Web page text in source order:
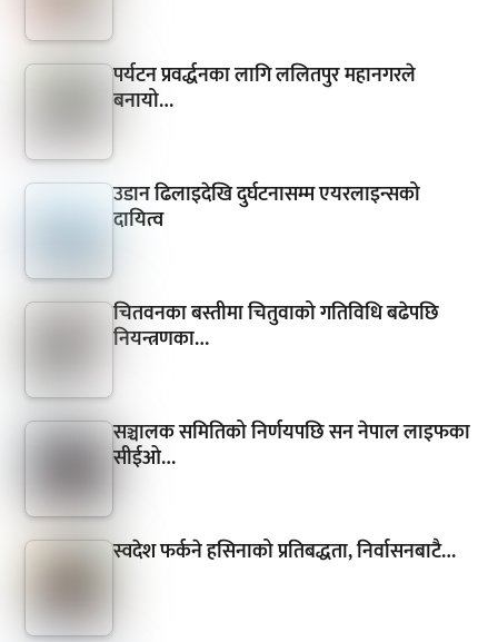
पर्यटन प्रवर्द्धनका लागि ललितपुर महानगरले
बनायो…
उडान ढिलाइदेखि दुर्घटनासम्म एयरलाइन्सको
दायित्व
चितवनका बस्तीमा चितुवाको गतिविधि बढेपछि
नियन्त्रणका…
सञ्चालक समितिको निर्णयपछि सन नेपाल लाइफका
सीईओ…
स्वदेश फर्कने हसिनाको प्रतिबद्धता, निर्वासनबाटै…